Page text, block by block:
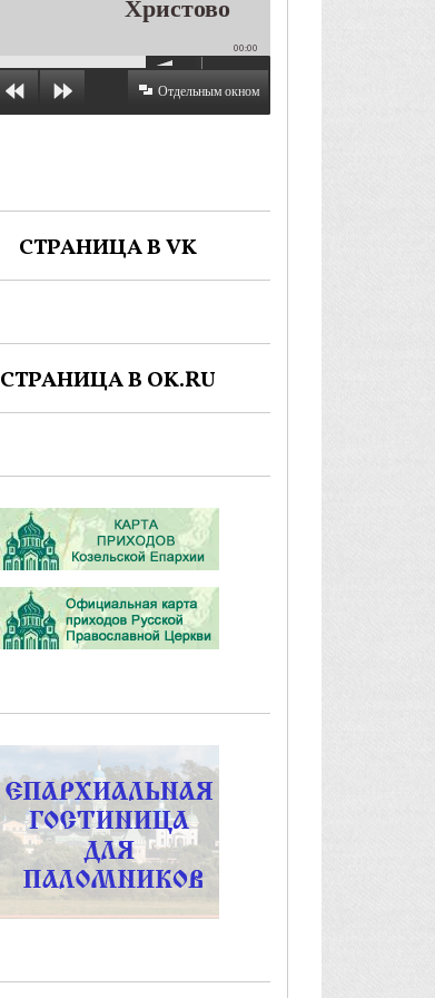
Христово
00:00
Отдельным окном
СТРАНИЦА В VK
СТРАНИЦА В OK.RU